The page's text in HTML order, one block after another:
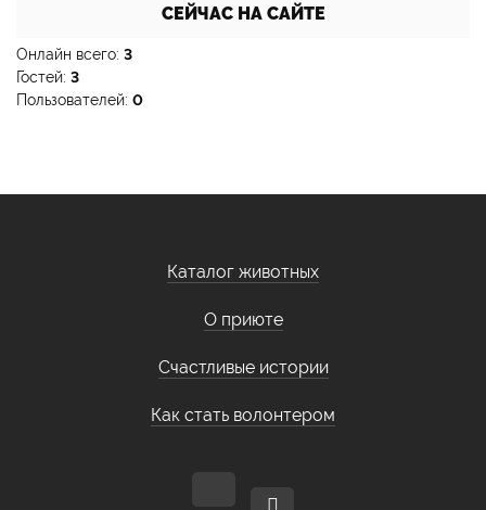
СЕЙЧАС НА САЙТЕ
Онлайн всего: 3
Гостей: 3
Пользователей: 0
Каталог животных
О приюте
Счастливые истории
Как стать волонтером